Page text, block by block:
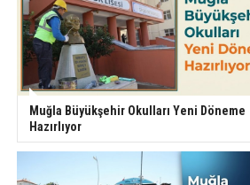
Muğla Büyükşehir Okulları Yeni Döneme
Hazırlıyor